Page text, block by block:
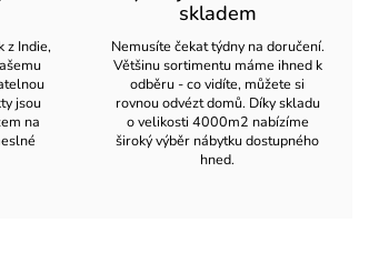
z Indie,
jsou
na
skladem
Nemusíte čekat týdny na doručení.
Většinu sortimentu máme ihned k
odběru - co vidíte, můžete si
rovnou odvézt domů. Díky skladu
o velikosti 4000m2 nabízíme
široký výběr nábytku dostupného
hned.